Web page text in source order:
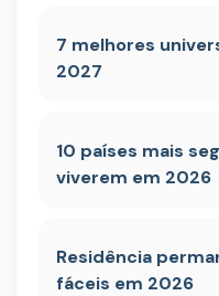
7 melhores
2027
10 países mais
viverem em 2026
Residência
fáceis em 2026